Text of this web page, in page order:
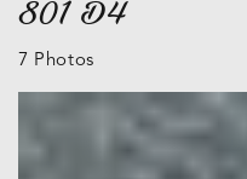
801 D4
7 Photos